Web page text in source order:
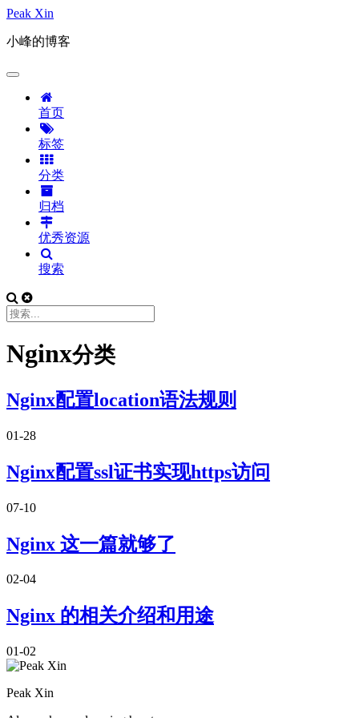
Peak Xin
小峰的博客
首页
标签
分类
归档
优秀资源
搜索
Nginx分类
Nginx配置location语法规则
01-28
Nginx配置ssl证书实现https访问
07-10
Nginx 这一篇就够了
02-04
Nginx 的相关介绍和用途
01-02
Peak Xin